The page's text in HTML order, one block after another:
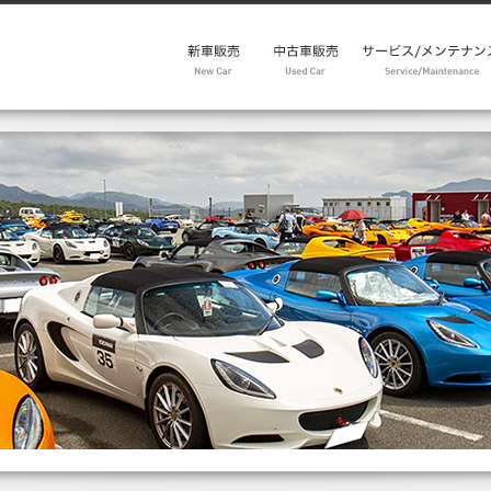
モデルレンジ Emira Range
Eletre Range
Emeya Range
キャンペーン
試乗予約
メンテパック30在庫車
中古車リクエストアフターセールス
パーツ・アクセサ
新品パーツ
中古パーツ
キャンペーン
メンテパック
点検整備価格表
車検・点検予約
リコール情報
メルマガ from factory